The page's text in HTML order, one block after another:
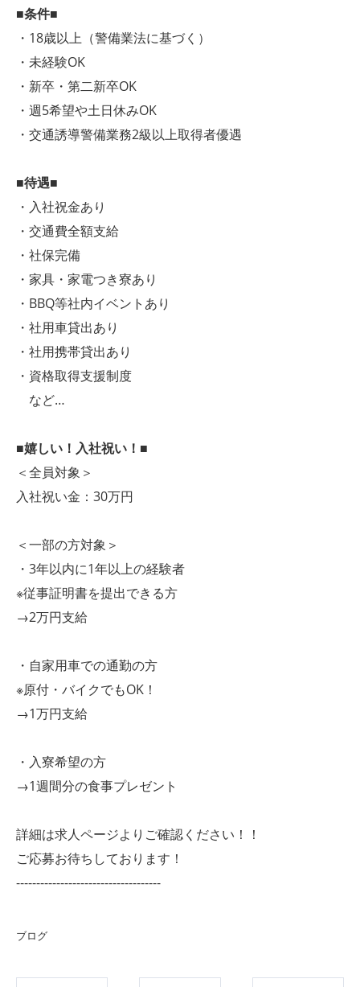
■条件■
・18歳以上（警備業法に基づく）
・未経験OK
・新卒・第二新卒OK
・週5希望や土日休みOK
・交通誘導警備業務2級以上取得者優遇
■待遇■
・入社祝金あり
・交通費全額支給
・社保完備
・家具・家電つき寮あり
・BBQ等社内イベントあり
・社用車貸出あり
・社用携帯貸出あり
・資格取得支援制度
など…
■嬉しい！入社祝い！■
＜全員対象＞
入社祝い金：30万円
＜一部の方対象＞
・3年以内に1年以上の経験者
※従事証明書を提出できる方
→2万円支給
・自家用車での通勤の方
※原付・バイクでもOK！
→1万円支給
・入寮希望の方
→1週間分の食事プレゼント
詳細は求人ページよりご確認ください！！
ご応募お待ちしております！
------------------------------------
ブログ